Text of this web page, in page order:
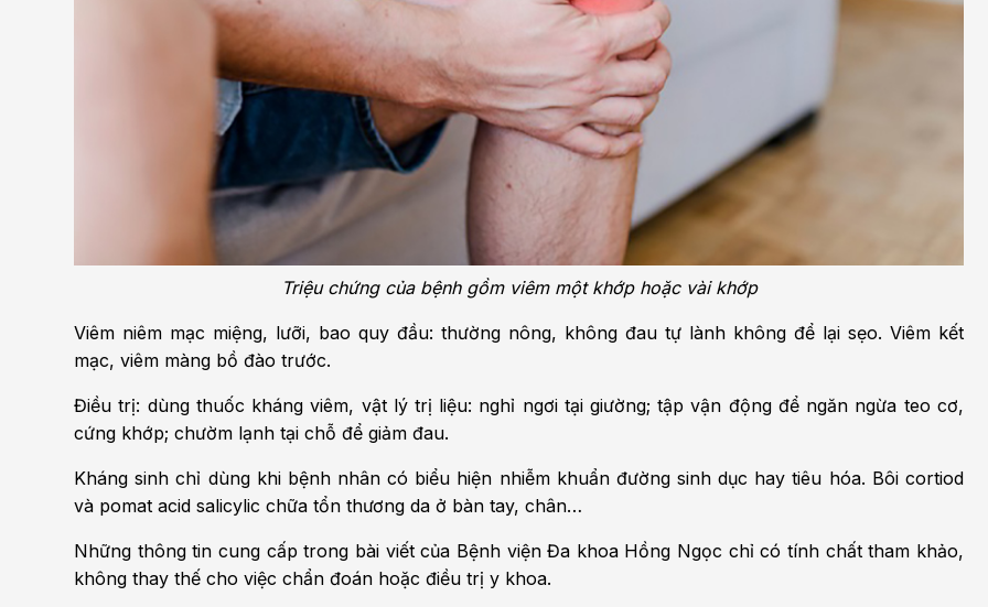
Triệu chứng của bệnh gồm viêm một khớp hoặc vài khớp
Viêm niêm mạc miệng, lưỡi, bao quy đầu: thường nông, không đau tự lành không để lại sẹo. Viêm kết
mạc, viêm màng bồ đào trước.
Điều trị: dùng thuốc kháng viêm, vật lý trị liệu: nghỉ ngơi tại giường; tập vận động để ngăn ngừa teo cơ,
cứng khớp; chườm lạnh tại chỗ để giảm đau.
Kháng sinh chỉ dùng khi bệnh nhân có biểu hiện nhiễm khuẩn đường sinh dục hay tiêu hóa. Bôi cortiod
và pomat acid salicylic chữa tổn thương da ở bàn tay, chân…
Những thông tin cung cấp trong bài viết của Bệnh viện Đa khoa Hồng Ngọc chỉ có tính chất tham khảo,
không thay thế cho việc chẩn đoán hoặc điều trị y khoa.